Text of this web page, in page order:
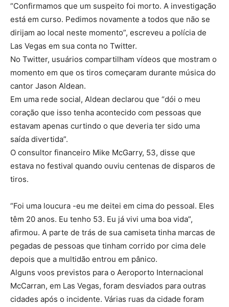
“Confirmamos que um suspeito foi morto. A investigação
está em curso. Pedimos novamente a todos que não se
dirijam ao local neste momento”, escreveu a polícia de
Las Vegas em sua conta no Twitter.
No Twitter, usuários compartilham vídeos que mostram o
momento em que os tiros começaram durante música do
cantor Jason Aldean.
Em uma rede social, Aldean declarou que “dói o meu
coração que isso tenha acontecido com pessoas que
estavam apenas curtindo o que deveria ter sido uma
saída divertida”.
O consultor financeiro Mike McGarry, 53, disse que
estava no festival quando ouviu centenas de disparos de
tiros.
“Foi uma loucura -eu me deitei em cima do pessoal. Eles
têm 20 anos. Eu tenho 53. Eu já vivi uma boa vida”,
afirmou. A parte de trás de sua camiseta tinha marcas de
pegadas de pessoas que tinham corrido por cima dele
depois que a multidão entrou em pânico.
Alguns voos previstos para o Aeroporto Internacional
McCarran, em Las Vegas, foram desviados para outras
cidades após o incidente. Várias ruas da cidade foram